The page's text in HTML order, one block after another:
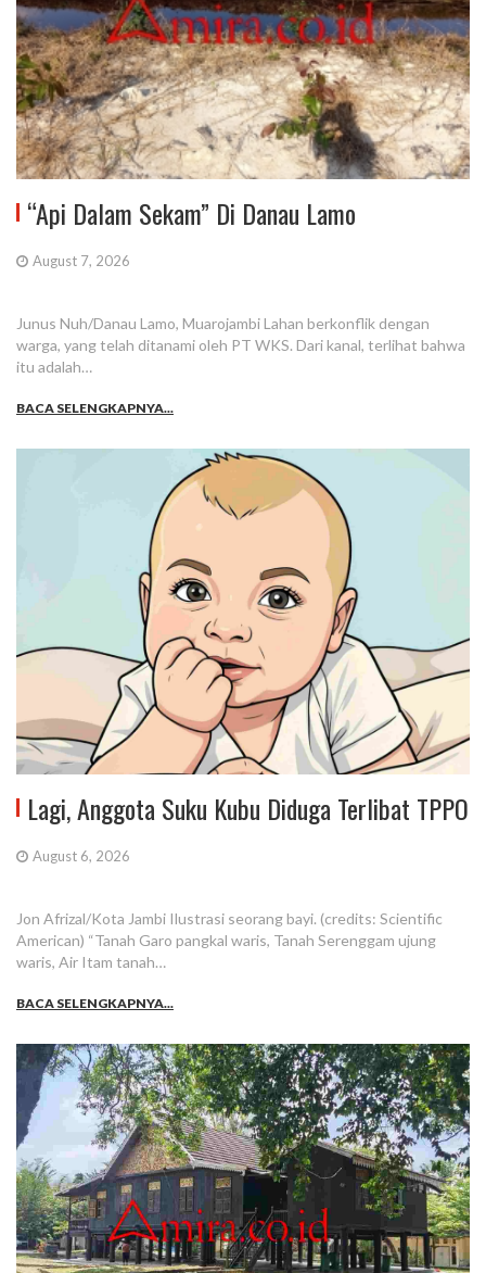
“Api Dalam Sekam” Di Danau Lamo
August 7, 2026
Junus Nuh/Danau Lamo, Muarojambi Lahan berkonflik dengan
warga, yang telah ditanami oleh PT WKS. Dari kanal, terlihat bahwa
itu adalah…
BACA SELENGKAPNYA...
Lagi, Anggota Suku Kubu Diduga Terlibat TPPO
August 6, 2026
Jon Afrizal/Kota Jambi Ilustrasi seorang bayi. (credits: Scientific
American) “Tanah Garo pangkal waris, Tanah Serenggam ujung
waris, Air Itam tanah…
BACA SELENGKAPNYA...